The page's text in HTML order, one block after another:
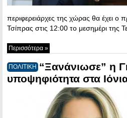
περιφερειάρχες της χώρας θα έχει ο
Τσίπρας στις 12:00 το μεσημέρι της
Περισσότερα »
ΠΟΛΙΤΙΚΗ “Ξανάνιωσε” η
υποψηφιότητα στα